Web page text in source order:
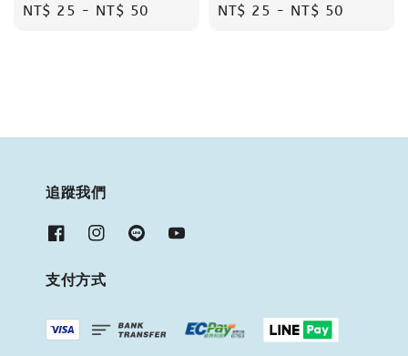
Regular
NT$ 25 - NT$ 50
Regular
NT$ 25 - NT$ 50
追蹤我們
支付方式